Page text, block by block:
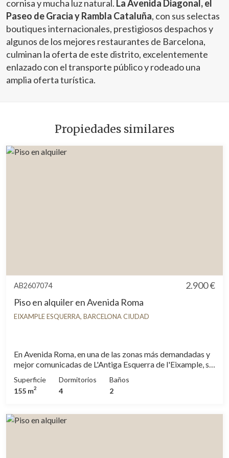
cornisa y mucha luz natural. La Avenida Diagonal, el
Paseo de Gracia y Rambla Cataluña, con sus selectas
boutiques internacionales, prestigiosos despachos y
algunos de los mejores restaurantes de Barcelona,
culminan la oferta de este distrito, excelentemente
enlazado con el transporte público y rodeado una
amplia oferta turística.
Propiedades similares
AB2607074
2.900 €
Piso en alquiler en Avenida Roma
EIXAMPLE ESQUERRA, BARCELONA CIUDAD
En Avenida Roma, en una de las zonas más demandadas y
mejor comunicadas de L'Antiga Esquerra de l'Eixample, se
habitaciones, ideal para quienes buscan amplitud,
comodidad y una excelente calidad de vida en el centro de
despejadas, una distribución pensada para aprovechar al
máximo cada espacio. Es una opción especialmente
Superficie
155 m2
Dormitorios
4
Baños
2